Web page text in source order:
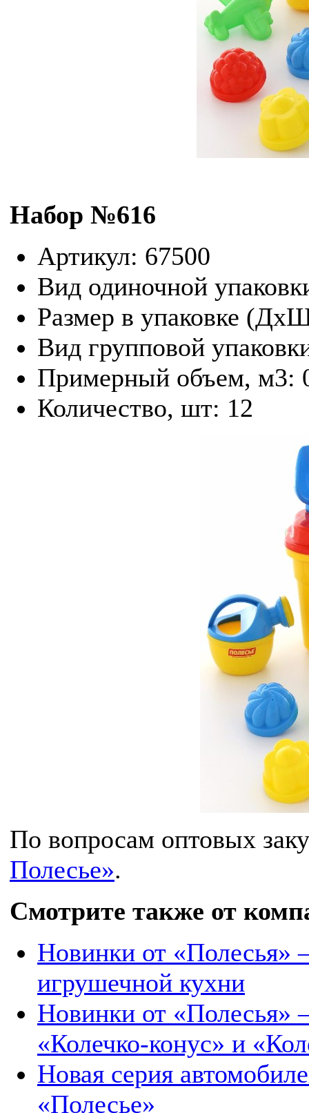
Набор №616
Артикул: 67500
Вид одиночной
Размер в упаковке
Вид групповой
Примерный объем, м3:
Количество, шт: 12
По вопросам оптовых
Полесье».
Смотрите также от
Новинки от «Полесья»
игрушечной кухни
Новинки от «Полесья»
«Колечко-конус» и
Новая серия
«Полесье»